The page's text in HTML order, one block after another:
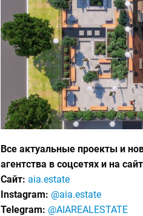
Все актуальные проекты и
агентства в соцсетях и на
Сайт: aia.estate
Instagram: @aia.estate
Telegram: @AIAREALESTATE